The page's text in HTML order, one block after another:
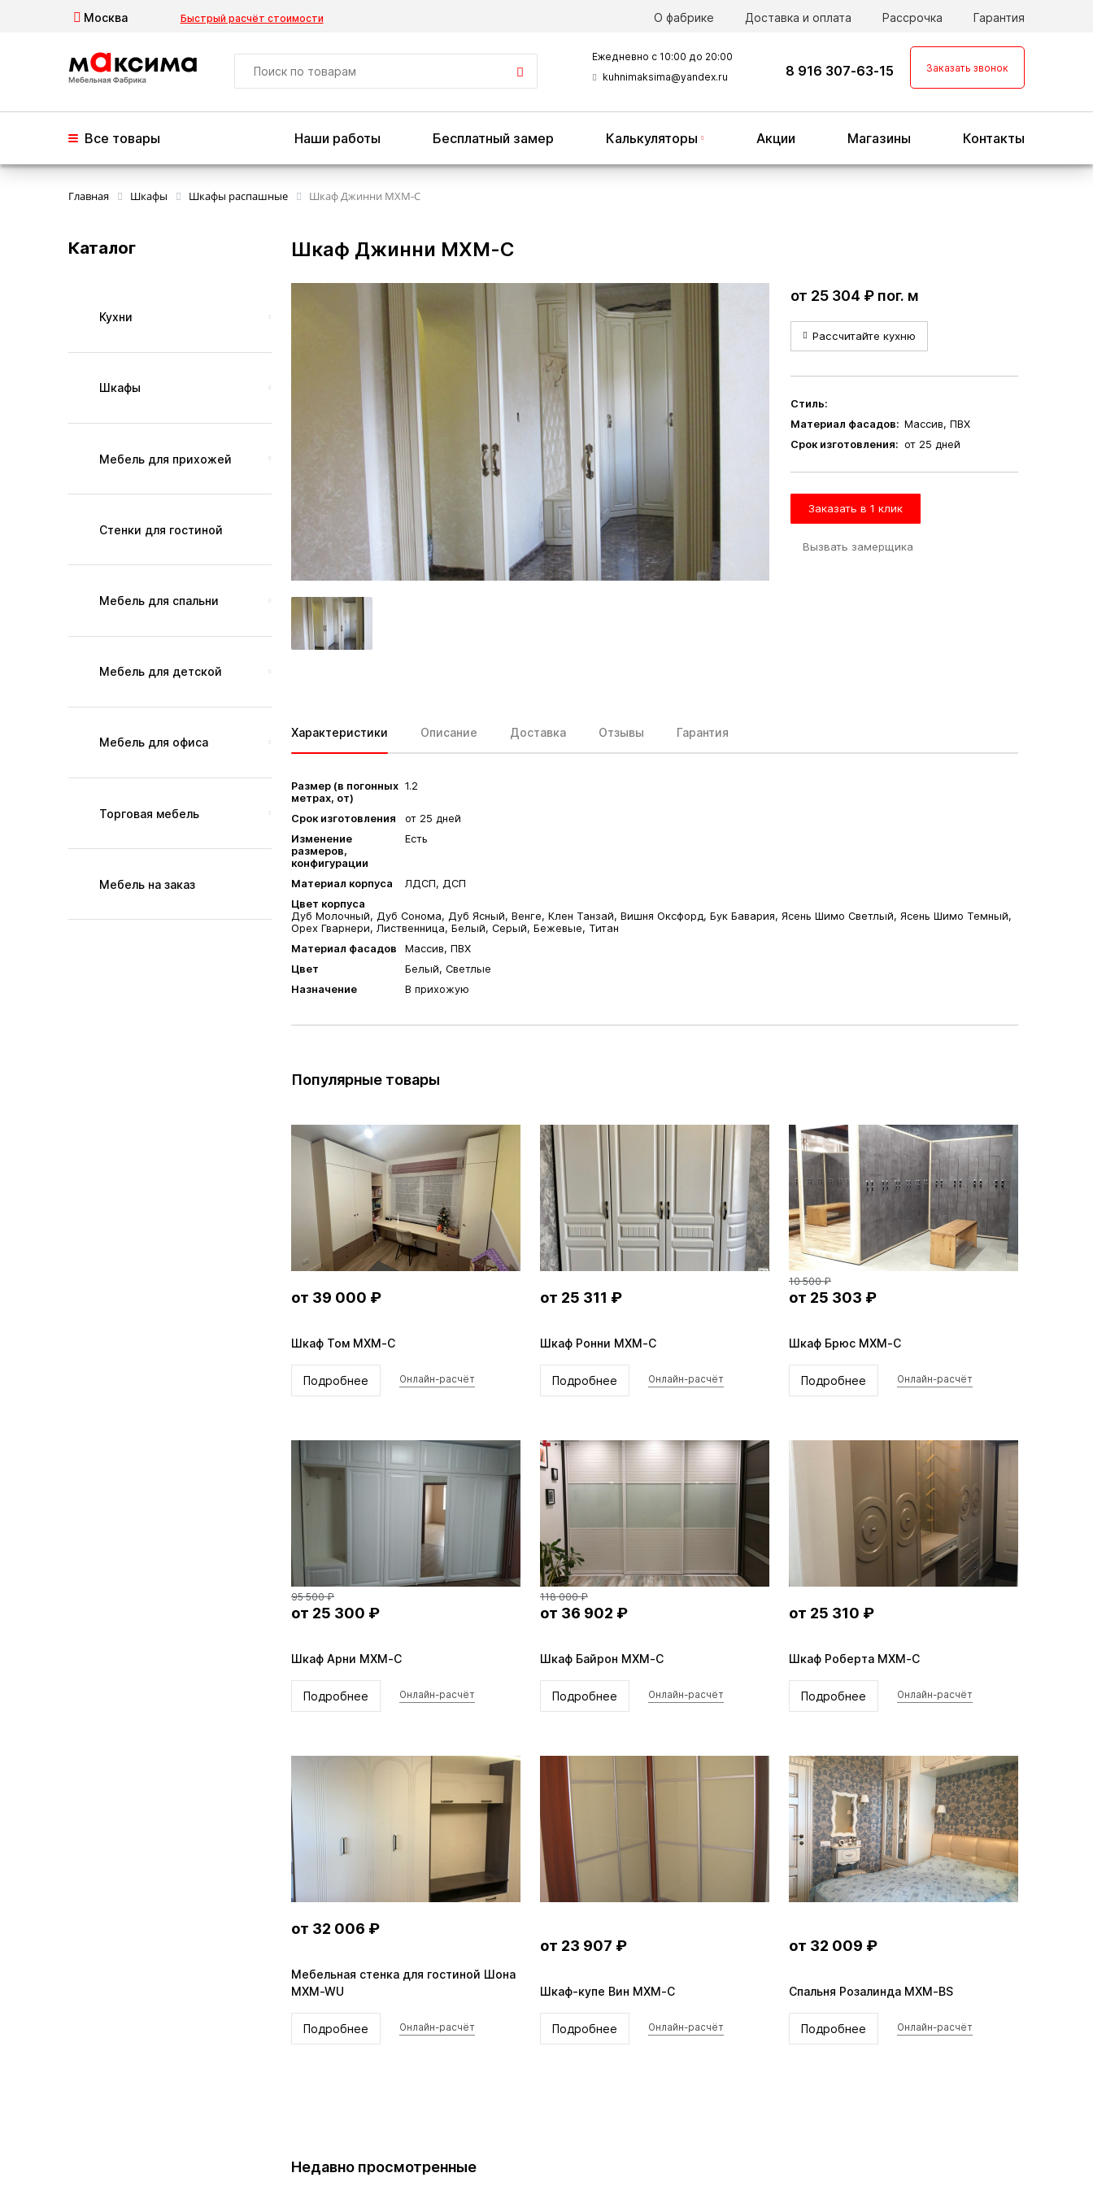
Москва Быстрый расчёт стоимости О фабрике Доставка и оплата Рассрочка Гарантия
Ежедневно с 10:00 до 20:00
kuhnimaksima@yandex.ru
8 916 307-63-15 Заказать звонок
Все товары Наши работы Бесплатный замер Калькуляторы Акции Магазины Контакты
Главная Шкафы Шкафы распашные Шкаф Джинни MXM-C
Каталог
Кухни
Шкафы
Мебель для прихожей
Стенки для гостиной
Мебель для спальни
Мебель для детской
Мебель для офиса
Торговая мебель
Мебель на заказ
Шкаф Джинни MXM-C
от 25 304 ₽ пог. м
Рассчитайте кухню
Стиль:
Материал фасадов: Массив, ПВХ
Срок изготовления: от 25 дней
Заказать в 1 клик
Вызвать замерщика
Характеристики Описание Доставка Отзывы Гарантия
Размер (в погонных
метрах, от)
1.2
Срок изготовления
от 25 дней
Изменение
размеров,
конфигурации
Есть
Материал корпуса
ЛДСП, ДСП
Цвет корпуса
Дуб Молочный, Дуб Сонома, Дуб Ясный, Венге, Клен Танзай, Вишня Оксфорд, Бук Бавария, Ясень Шимо Светлый, Ясень Шимо Темный,
Орех Гварнери, Лиственница, Белый, Серый, Бежевые, Титан
Материал фасадов
Массив, ПВХ
Цвет
Белый, Светлые
Назначение
В прихожую
Популярные товары
от 39 000 ₽
Шкаф Том MXM-C
Подробнее Онлайн-расчёт
от 25 311 ₽
Шкаф Ронни MXM-C
Подробнее Онлайн-расчёт
10 500 ₽
от 25 303 ₽
Шкаф Брюс MXM-C
Подробнее Онлайн-расчёт
95 500 ₽
от 25 300 ₽
Шкаф Арни MXM-C
Подробнее Онлайн-расчёт
118 000 ₽
от 36 902 ₽
Шкаф Байрон MXM-C
Подробнее Онлайн-расчёт
от 25 310 ₽
Шкаф Роберта MXM-C
Подробнее Онлайн-расчёт
от 32 006 ₽
Мебельная стенка для гостиной Шона
MXM-WU
Подробнее Онлайн-расчёт
от 23 907 ₽
Шкаф-купе Вин MXM-C
Подробнее Онлайн-расчёт
от 32 009 ₽
Спальня Розалинда MXM-BS
Подробнее Онлайн-расчёт
Недавно просмотренные